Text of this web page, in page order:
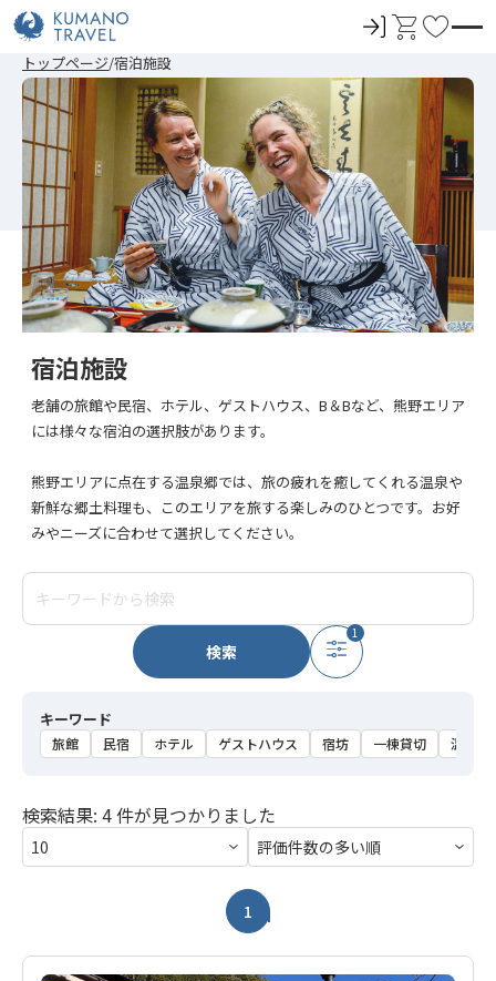
ロ
イ
ン
カ
ト
お
に
入
り
トップページ 宿泊施設
宿泊施設
老舗の旅館や民宿、ホテル、ゲストハウス、B＆Bなど、熊野エリア
には様々な宿泊の選択肢があります。
熊野エリアに点在する温泉郷では、旅の疲れを癒してくれる温泉や
新鮮な郷土料理も、このエリアを旅する楽しみのひとつです。お好
みやニーズに合わせて選択してください。
検索
1
キーワード
旅館 民宿 ホテル ゲストハウス 宿坊 一棟貸切 温泉
検索結果: 4 件が見つかりました
1